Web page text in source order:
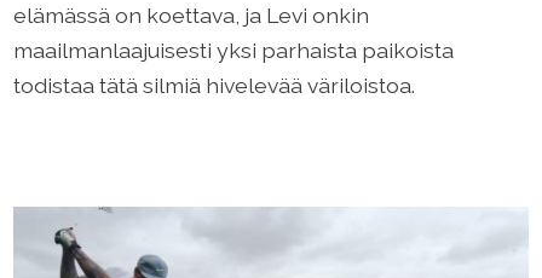
elämässä on koettava, ja Levi onkin
maailmanlaajuisesti yksi parhaista paikoista
todistaa tätä silmiä hivelevää väriloistoa.